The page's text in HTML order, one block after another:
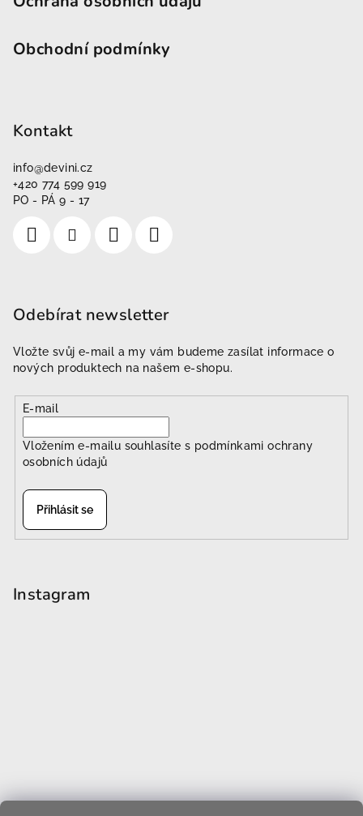
Obchodní podmínky
Kontakt
info@devini.cz
+420 774 599 919
PO - PÁ 9 - 17
Odebírat newsletter
Vložte svůj e-mail a my vám budeme zasílat informace o
nových produktech na našem e-shopu.
E-mail
Vložením e-mailu souhlasíte s podmínkami ochrany
osobních údajů
Přihlásit se
Instagram